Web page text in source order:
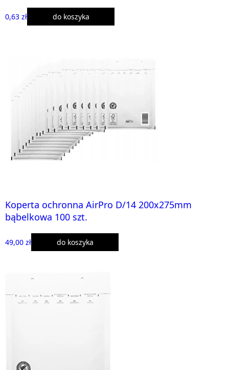
0,63 zł do koszyka
Koperta ochronna AirPro D/14 200x275mm
bąbelkowa 100 szt.
49,00 zł do koszyka